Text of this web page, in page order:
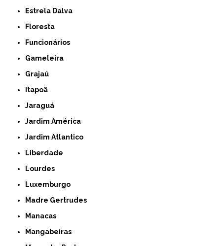
Estrela Dalva
Floresta
Funcionários
Gameleira
Grajaú
Itapoã
Jaraguá
Jardim América
Jardim Atlantico
Liberdade
Lourdes
Luxemburgo
Madre Gertrudes
Manacas
Mangabeiras